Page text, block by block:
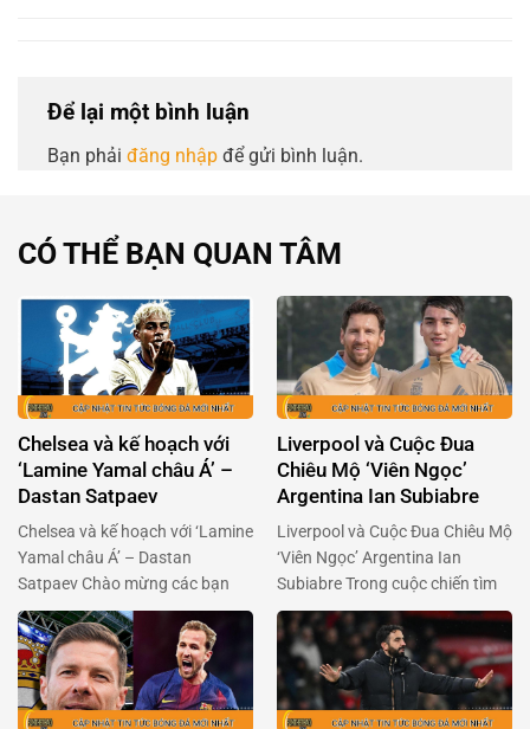
Để lại một bình luận
Bạn phải đăng nhập để gửi bình luận.
CÓ THỂ BẠN QUAN TÂM
Chelsea và kế hoạch với
‘Lamine Yamal châu Á’ –
Dastan Satpaev
Chelsea và kế hoạch với ‘Lamine
Yamal châu Á’ – Dastan
Satpaev Chào mừng các bạn
đến với một câu chuyện đầy
hứa hẹn về Dastan Satpaev,
thần đồng bóng đá từ
Kazakhstan. Cậu bé này đang
được so sánh với Lamine Yamal
Liverpool và Cuộc Đua
Chiêu Mộ ‘Viên Ngọc’
Argentina Ian Subiabre
Liverpool và Cuộc Đua Chiêu Mộ
‘Viên Ngọc’ Argentina Ian
Subiabre Trong cuộc chiến tìm
kiếm tài năng trẻ, Liverpool đã
chính thức bước vào cuộc đua
giành chữ ký của Ian Subiabre,
một trong những ngôi sao trẻ
sáng giá nhất từ lò đào tạo